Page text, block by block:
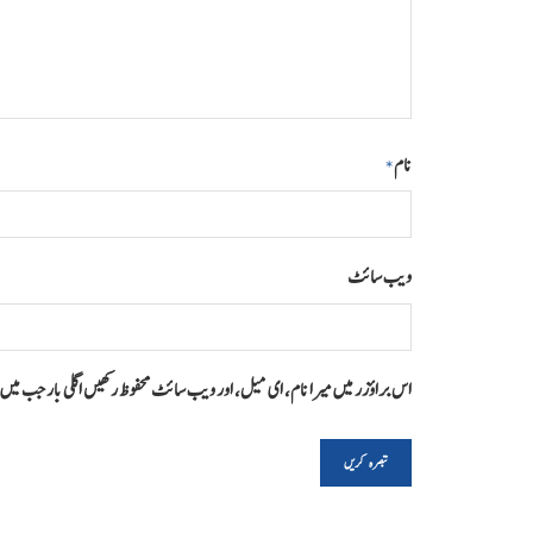
نام*
ویب‌ سائٹ
اس براؤزر میں میرا نام، ای میل، اور ویب سائٹ محفوظ رکھیں اگلی بار جب